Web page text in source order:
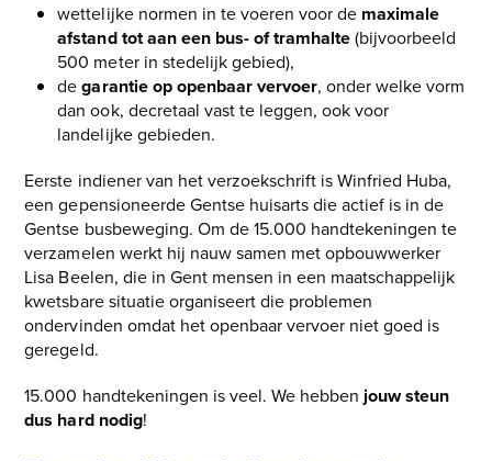
wettelijke normen in te voeren voor de maximale
afstand tot aan een bus- of tramhalte(bijvoorbeeld
500 meter in stedelijk gebied),
degarantie op openbaar vervoer, onder welke vorm
dan ook, decretaal vast te leggen, ook voor
landelijke gebieden.
Eerste indiener van het verzoekschrift is Winfried Huba,
een gepensioneerde Gentse huisarts die actief is in de
Gentse busbeweging. Om de 15.000 handtekeningen te
verzamelen werkt hij nauw samen met opbouwwerker
Lisa Beelen, die in Gent mensen in een maatschappelijk
kwetsbare situatie organiseert die problemen
ondervinden omdat het openbaar vervoer niet goed is
geregeld.
15.000 handtekeningen is veel. We hebben jouw steun
dus hard nodig!